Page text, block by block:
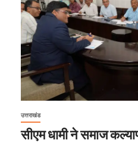
उत्तराखंड
सीएम धामी ने समाज